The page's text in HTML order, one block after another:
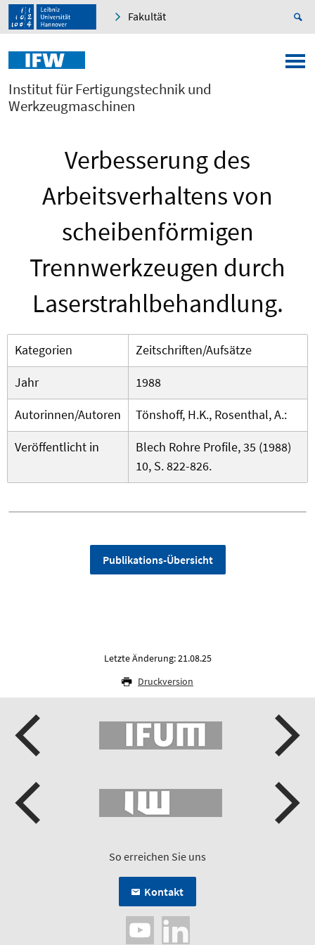
Fakultät
Institut für Fertigungstechnik und
Werkzeugmaschinen
Verbesserung des
Arbeitsverhaltens von
scheibenförmigen
Trennwerkzeugen durch
Laserstrahlbehandlung.
Kategorien
Zeitschriften/Aufsätze
Jahr
1988
Autorinnen/Autoren
Tönshoff, H.K., Rosenthal, A.:
Veröffentlicht in
Blech Rohre Profile, 35 (1988)
10, S. 822-826.
Publikations-Übersicht
Letzte Änderung: 21.08.25
Druckversion
So erreichen Sie uns
Kontakt